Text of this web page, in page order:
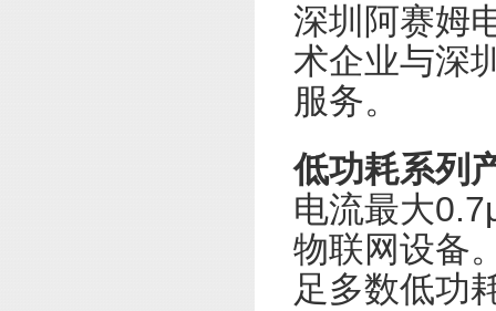
深圳阿赛姆
术企业与深
服务。
低功耗系列
电流最大
物联网设备
足多数低功